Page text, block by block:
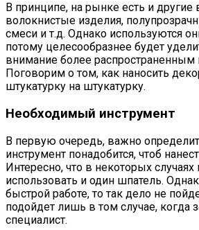
В принципе, на рынке есть и
волокнистые изделия,
смеси и т.д. Однако используются
потому целесообразнее будет
внимание более распространенным
Поговорим о том, как наносить
штукатурку на штукатурку.
Необходимый инструмент
В первую очередь, важно
инструмент понадобится, чтоб
Интересно, что в некоторых
использовать и один шпатель.
быстрой работе, то так дело не
подойдет лишь в том случае, когда
специалист.